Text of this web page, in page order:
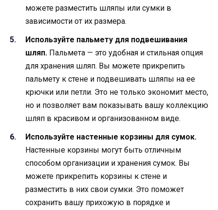
можете разместить шляпы или сумки в
зависимости от их размера.
Используйте пальмету для подвешивания
шляп. Пальмета — это удобная и стильная опция
для хранения шляп. Вы можете прикрепить
пальмету к стене и подвешивать шляпы на ее
крючки или петли. Это не только экономит место,
но и позволяет вам показывать вашу коллекцию
шляп в красивом и организованном виде.
Используйте настенные корзины для сумок.
Настенные корзины могут быть отличным
способом организации и хранения сумок. Вы
можете прикрепить корзины к стене и
разместить в них свои сумки. Это поможет
сохранить вашу прихожую в порядке и